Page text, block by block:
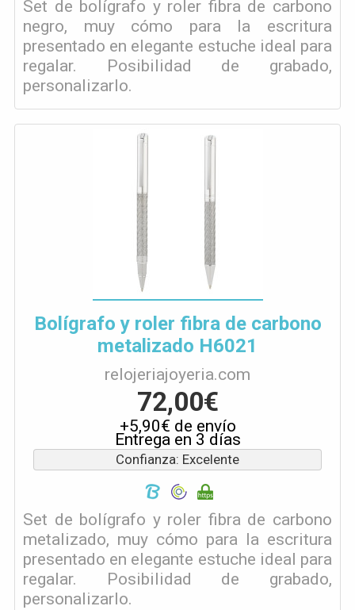
Set de bolígrafo y roler fibra de carbono
negro, muy cómo para la escritura
presentado en elegante estuche ideal para
regalar. Posibilidad de grabado,
personalizarlo.
Bolígrafo y roler fibra de carbono
metalizado H6021
relojeriajoyeria.com
72,00€
+5,90€ de envío
Entrega en 3 días
Confianza: Excelente
Set de bolígrafo y roler fibra de carbono
metalizado, muy cómo para la escritura
presentado en elegante estuche ideal para
regalar. Posibilidad de grabado,
personalizarlo.